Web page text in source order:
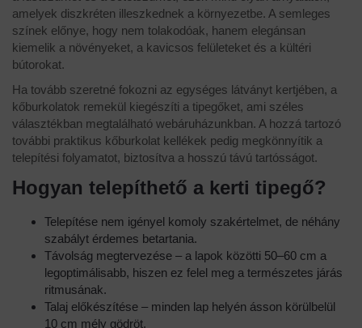
amelyek diszkréten illeszkednek a környezetbe. A semleges
színek előnye, hogy nem tolakodóak, hanem elegánsan
kiemelik a növényeket, a kavicsos felületeket és a kültéri
bútorokat.
Ha tovább szeretné fokozni az egységes látványt kertjében, a
kőburkolatok remekül kiegészíti a tipegőket, ami széles
választékban megtalálható webáruházunkban. A hozzá tartozó
további praktikus kőburkolat kellékek pedig megkönnyítik a
telepítési folyamatot, biztosítva a hosszú távú tartósságot.
Hogyan telepíthető a kerti tipegő?
Telepítése nem igényel komoly szakértelmet, de néhány
szabályt érdemes betartania.
Távolság megtervezése – a lapok közötti 50–60 cm a
legoptimálisabb, hiszen ez felel meg a természetes járás
ritmusának.
Talaj előkészítése – minden lap helyén ásson körülbelül
10 cm mély gödröt.